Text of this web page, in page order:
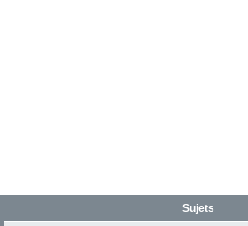
Sujets